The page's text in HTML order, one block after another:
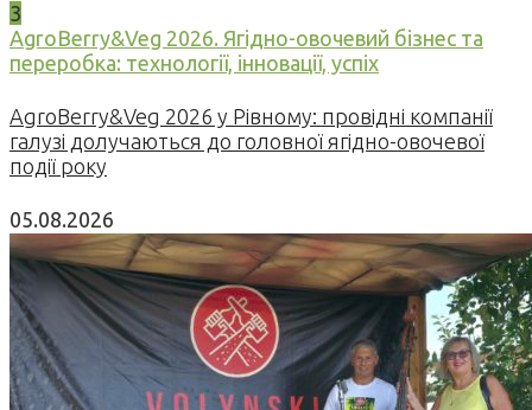
3
AgroBerry&Veg 2026. Ягідно-овочевий бізнес та
переробка: технології, інновації, успіх
AgroBerry&Veg 2026 у Рівному: провідні компанії
галузі долучаються до головної ягідно-овочевої
події року
05.08.2026